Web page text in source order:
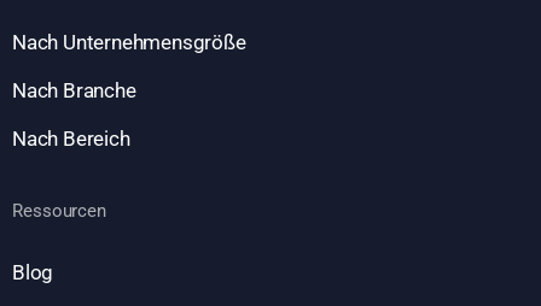
Nach Unternehmensgröße
Nach Branche
Nach Bereich
Ressourcen
Blog